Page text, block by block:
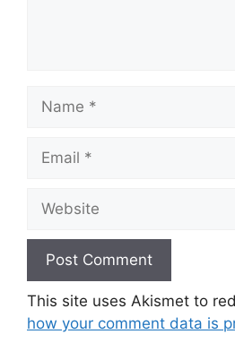
This site uses Akismet to
how your comment data is